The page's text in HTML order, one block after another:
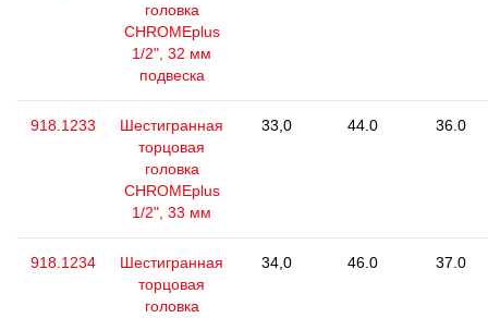
головка
CHROMEplus
1/2", 32 мм
подвеска
918.1233
Шестигранная
торцовая
головка
CHROMEplus
1/2", 33 мм
33,0 44.0 36.0
918.1234
Шестигранная
торцовая
головка
34,0 46.0 37.0